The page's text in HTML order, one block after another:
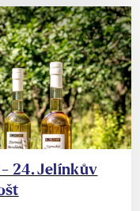
24. Jelínkův